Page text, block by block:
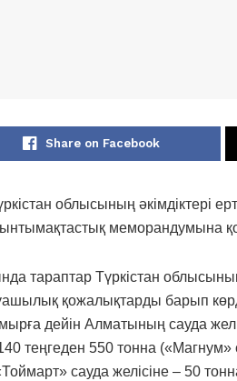
Share on Facebook
облысының әкімдіктері
ынтымақтастық меморандумына
тараптар Түркістан
қожалықтарды барып
дейін Алматының сауда
теңгеден 550 тонна
сауда желісіне – 50